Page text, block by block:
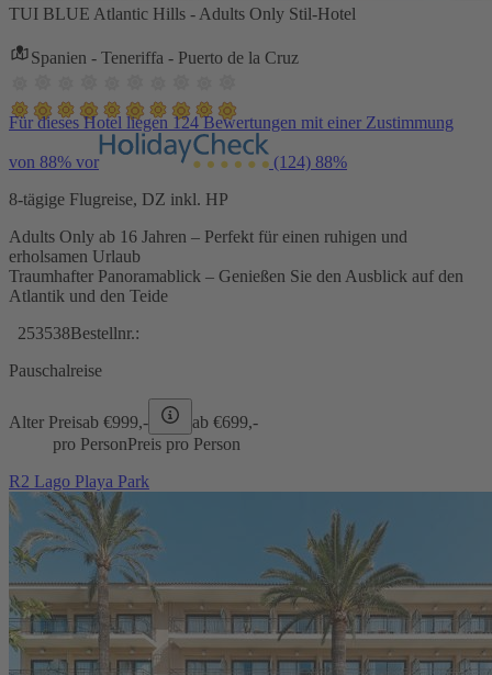
TUI BLUE Atlantic Hills - Adults Only Stil-Hotel
Spanien - Teneriffa - Puerto de la Cruz
Für dieses Hotel liegen 124 Bewertungen mit einer Zustimmung
von 88% vor (124) 88%
8-tägige Flugreise, DZ inkl. HP
Adults Only ab 16 Jahren – Perfekt für einen ruhigen und
erholsamen Urlaub
Traumhafter Panoramablick – Genießen Sie den Ausblick auf den
Atlantik und den Teide
253538Bestellnr.:
Pauschalreise
Alter Preisab €999,- ab €699,-
pro PersonPreis pro Person
R2 Lago Playa Park